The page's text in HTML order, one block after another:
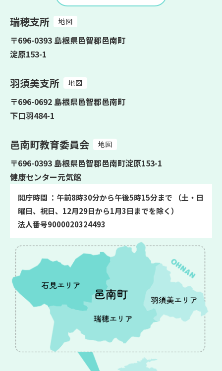
瑞穂支所 地図
〒696-0393 島根県邑智郡邑南町
淀原153-1
羽須美支所 地図
〒696-0692 島根県邑智郡邑南町
下口羽484-1
邑南町教育委員会 地図
〒696-0393 島根県邑智郡邑南町淀原153-1
健康センター元気館
開庁時間 ：午前8時30分から午後5時15分まで （土・日
曜日、祝日、12月29日から1月3日までを除く）
法人番号9000020324493